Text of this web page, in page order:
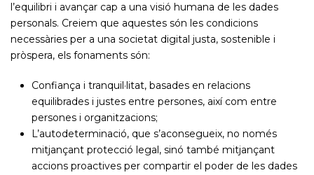
l’equilibri i avançar cap a una visió humana de les dades
personals. Creiem que aquestes són les condicions
necessàries per a una societat digital justa, sostenible i
pròspera, els fonaments són:
Confiança i tranquil·litat, basades en relacions
equilibrades i justes entre persones, així com entre
persones i organitzacions;
L’autodeterminació, que s’aconsegueix, no només
mitjançant protecció legal, sinó també mitjançant
accions proactives per compartir el poder de les dades